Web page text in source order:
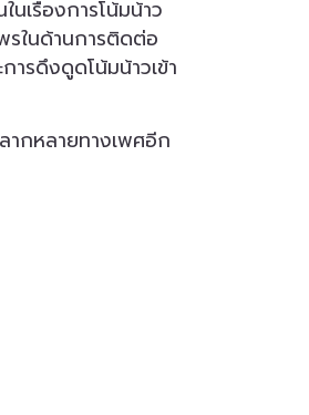
นเรื่องการโน้มน้าว
รในด้านการติดต่อ
ารดึงดูดโน้มน้าวเข้า
ากหลายทางเพศอีก